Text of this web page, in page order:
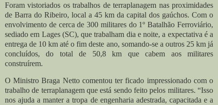
Foram vistoriados os trabalhos de terraplanagem nas proximidades
de Barra do Ribeiro, local a 45 km da capital dos gaúchos. Com o
envolvimento de cerca de 300 militares do 1º Batalhão Ferroviário,
sediado em Lages (SC), que trabalham dia e noite, a expectativa é a
entrega de 10 km até o fim deste ano, somando-se a outros 25 km já
concluídos, do total de 50,8 km que cabem aos militares
construírem.
O Ministro Braga Netto comentou ter ficado impressionado com o
trabalho de terraplanagem que está sendo feito pelos militares. “Isso
nos ajuda a manter a tropa de engenharia adestrada, capacitada e a